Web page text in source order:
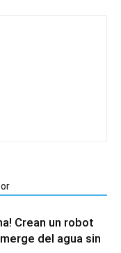
Crean un robot
del agua sin